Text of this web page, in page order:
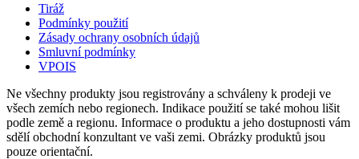
Tiráž
Podmínky použití
Zásady ochrany osobních údajů
Smluvní podmínky
VPOIS
Ne všechny produkty jsou registrovány a schváleny k prodeji ve
všech zemích nebo regionech. Indikace použití se také mohou lišit
podle země a regionu. Informace o produktu a jeho dostupnosti vám
sdělí obchodní konzultant ve vaši zemi. Obrázky produktů jsou
pouze orientační.